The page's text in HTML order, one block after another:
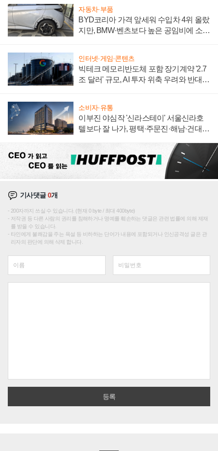
자동차·부품
BYD코리아 가격 앞세워 수입차 4위 올랐
지만, BMW·벤츠보다 높은 공임비에 소비
인터넷·게임·콘텐츠
빅테크 메모리반도체 포함 장기계약 '2.7
조 달러' 규모, AI 투자 위축 우려와 반대
소비자·유통
이부진 야심작 '신라스테이' 서울신라호
텔보다 잘 나가, 평택·주문진·해남·건대로
기사댓글0개
200자까지 쓰실 수 있습니다. (현재 0 byte / 최대 400byte)
저작권 등 다른 사람의 권리를 침해하거나 명예를 훼손하는 댓글은 관련 법률에 의해 제재
를 받을 수 있습니다.
타인에게 불쾌감을 주는 욕설 등 비하하는 단어가 내용에 포함되거나 인신공격성 글은 관
리자의 판단에 의해 삭제 합니다.